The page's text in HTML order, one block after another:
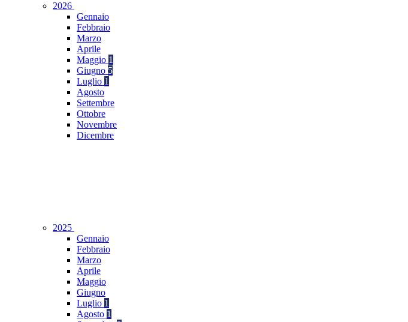
2026
Gennaio
Febbraio
Marzo
Aprile
Maggio 1
Giugno 5
Luglio 1
Agosto
Settembre
Ottobre
Novembre
Dicembre
2025
Gennaio
Febbraio
Marzo
Aprile
Maggio
Giugno
Luglio 1
Agosto 1